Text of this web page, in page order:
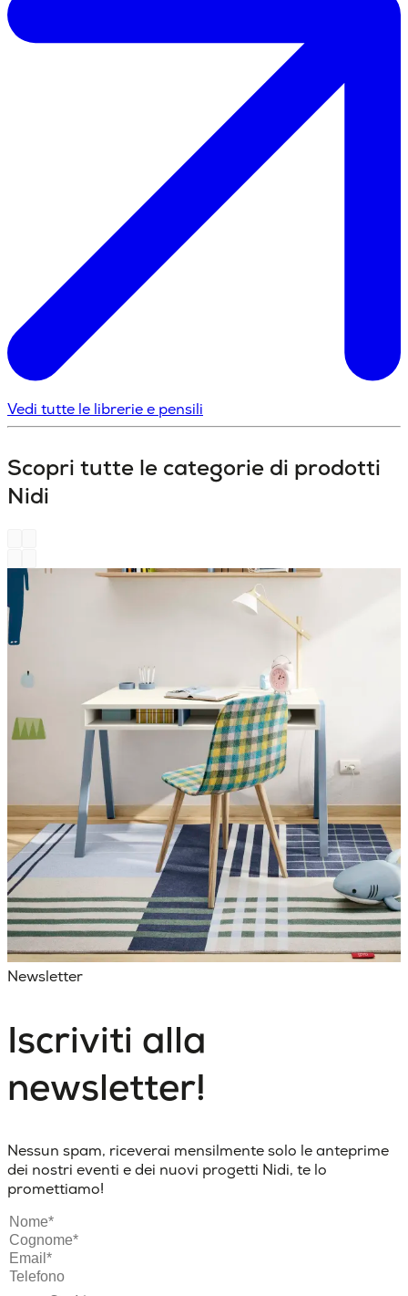
Vedi tutte le librerie e pensili
Scopri tutte le categorie di prodotti
Nidi
Newsletter
Iscriviti alla
newsletter!
Nessun spam, riceverai mensilmente solo le anteprime
dei nostri eventi e dei nuovi progetti Nidi, te lo
promettiamo!